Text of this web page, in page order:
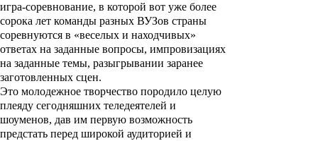
игра-соревнование, в которой вот уже более
сорока лет команды разных ВУЗов страны
соревнуются в «веселых и находчивых»
ответах на заданные вопросы, импровизациях
на заданные темы, разыгрывании заранее
заготовленных сцен.
Это молодежное творчество породило целую
плеяду сегодняшних теледеятелей и
шоуменов, дав им первую возможность
предстать перед широкой аудиторией и